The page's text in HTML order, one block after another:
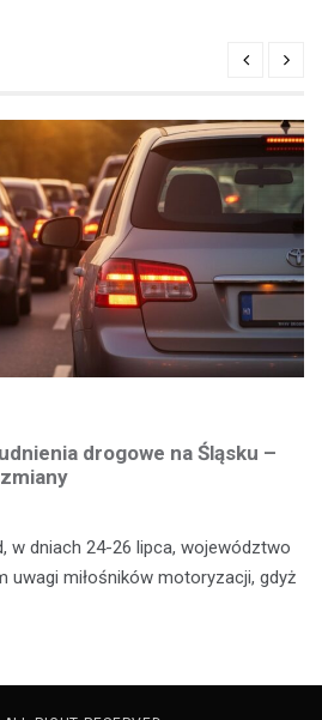
drogowe na Śląsku –
w dniach 24-26 lipca, województwo
uwagi miłośników motoryzacji, gdyż